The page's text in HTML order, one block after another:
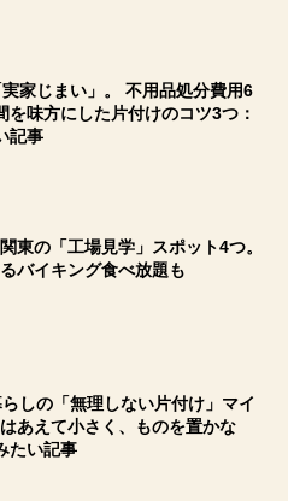
家じまい」。 不用品処分費用6
を味方にした片付けのコツ3つ：
記事
東の「工場見学」スポット4つ。
バイキング食べ放題も
しの「無理しない片付け」マイ
あえて小さく、ものを置かな
たい記事